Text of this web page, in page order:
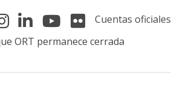
Cuentas oficiales
ORT permanece cerrada